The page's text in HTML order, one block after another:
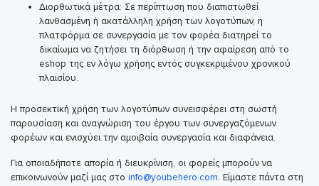
Διορθωτικά μέτρα: Σε περίπτωση που διαπιστωθεί
λανθασμένη ή ακατάλληλη χρήση των λογοτύπων, η
πλατφόρμα σε συνεργασία με τον φορέα διατηρεί το
δικαίωμα να ζητήσει τη διόρθωση ή την αφαίρεση από το
eshop της εν λόγω χρήσης εντός συγκεκριμένου χρονικού
πλαισίου.
Η προσεκτική χρήση των λογοτύπων συνεισφέρει στη σωστή
παρουσίαση και αναγνώριση του έργου των συνεργαζόμενων
φορέων και ενισχύει την αμοιβαία συνεργασία και διαφάνεια.
Για οποιαδήποτε απορία ή διευκρίνιση, οι φορείς μπορούν να
επικοινωνούν μαζί μας στο info@youbehero.com. Είμαστε πάντα στη